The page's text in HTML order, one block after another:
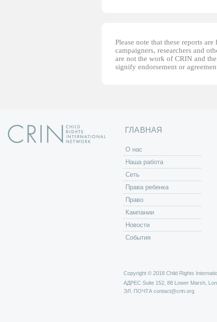
Please note that these reports
campaigners, researchers and
are not the work of CRIN and
signify endorsement or
ГЛАВНАЯ
O нас
Наша работа
Сеть
Права ребенка
Право
Кампании
Новости
События
Copyright © 2018 Child Rights
АДРЕС Suite 152, 88 Lower Marsh,
ЭЛ. ПОЧТА contact@crin.org